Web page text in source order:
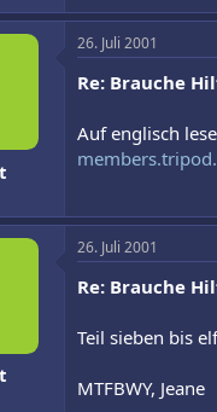
26. Juli 2001
Re: Brauche
Auf englisch
26. Juli 2001
Re: Brauche
Teil sieben bis
MTFBWY, Jeane